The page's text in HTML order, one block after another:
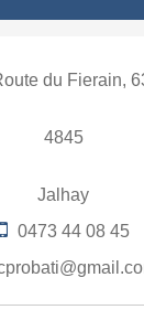
du Fierain,
4845
Jalhay
0473 44 08 45